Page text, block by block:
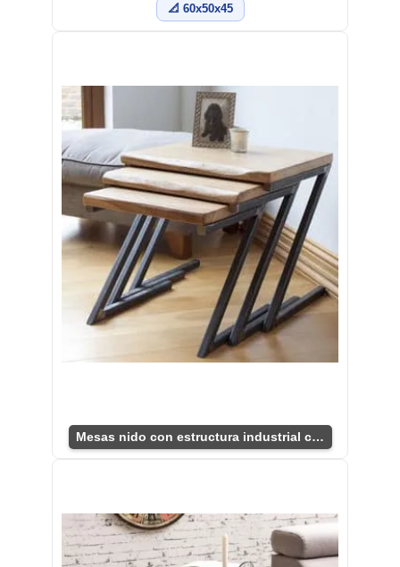
📐 60x50x45
Mesas nido con estructura industrial chic